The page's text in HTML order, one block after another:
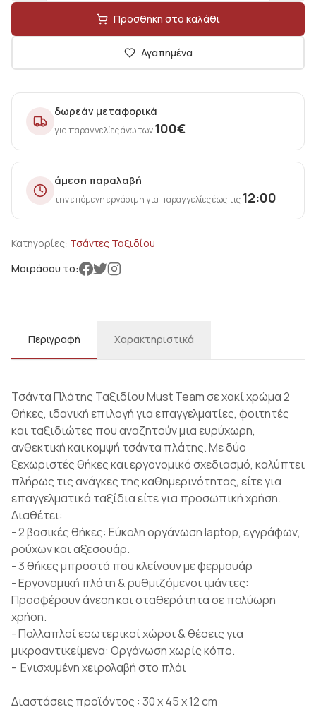
Προσθήκη στο καλάθι
Αγαπημένα
δωρεάν μεταφορικά
για παραγγελίες άνω των100€
άμεση παραλαβή
την επόμενη εργάσιμη για παραγγελίες έως τις12:00
Κατηγορίες: Τσάντες Ταξιδίου
Μοιράσου το:
Περιγραφή Χαρακτηριστικά
Τσάντα Πλάτης Ταξιδίου Must Team σε χακί χρώμα 2
Θήκες, ιδανική επιλογή για επαγγελματίες, φοιτητές
και ταξιδιώτες που αναζητούν μια ευρύχωρη,
ανθεκτική και κομψή τσάντα πλάτης. Με δύο
ξεχωριστές θήκες και εργονομικό σχεδιασμό, καλύπτει
πλήρως τις ανάγκες της καθημερινότητας, είτε για
επαγγελματικά ταξίδια είτε για προσωπική χρήση.
Διαθέτει:
- 2 βασικές θήκες: Εύκολη οργάνωση laptop, εγγράφων,
ρούχων και αξεσουάρ.
- 3 θήκες μπροστά που κλείνουν με φερμουάρ
- Εργονομική πλάτη & ρυθμιζόμενοι ιμάντες:
Προσφέρουν άνεση και σταθερότητα σε πολύωρη
χρήση.
- Πολλαπλοί εσωτερικοί χώροι & θέσεις για
μικροαντικείμενα: Οργάνωση χωρίς κόπο.
- Ενισχυμένη χειρολαβή στο πλάι
Διαστάσεις προϊόντος : 30 x 45 x 12 cm